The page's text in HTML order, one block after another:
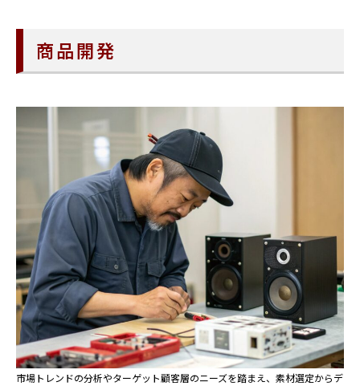
商品開発
市場トレンドの分析やターゲット顧客層のニーズを踏まえ、素材選定からデ